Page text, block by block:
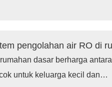
dasar berharga antara
untuk keluarga kecil dan